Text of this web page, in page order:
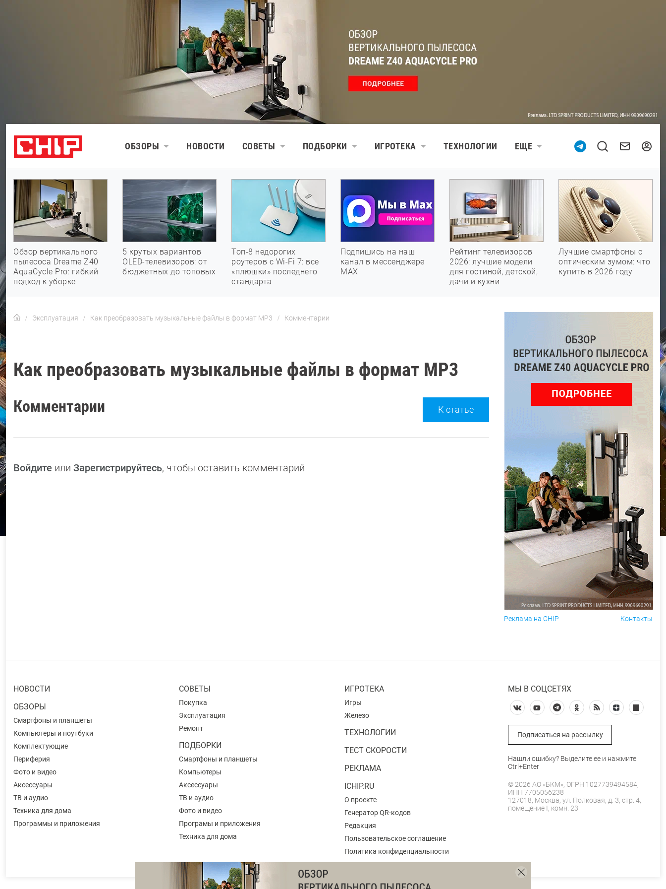
ОБЗОРЫ НОВОСТИ СОВЕТЫ ПОДБОРКИ ИГРОТЕКА ТЕХНОЛОГИИ ЕЩЕ
Обзор вертикального
пылесоса Dreame Z40
AquaCycle Pro: гибкий
подход к уборке
5 крутых вариантов
OLED-телевизоров: от
бюджетных до топовых
Топ-8 недорогих
роутеров с Wi-Fi 7: все
«плюшки» последнего
стандарта
Подпишись на наш
канал в мессенджере
МАХ
Рейтинг телевизоров
2026: лучшие модели
для гостиной, детской,
дачи и кухни
Лучшие смартфоны с
оптическим зумом: что
купить в 2026 году
Эксплуатация Как преобразовать музыкальные файлы в формат MP3 Комментарии
Как преобразовать музыкальные файлы в формат MP3
Комментарии К статье
Войдите или Зарегистрируйтесь, чтобы оставить комментарий
Реклама на CHIP Контакты
НОВОСТИ
ОБЗОРЫ
Смартфоны и планшеты
Компьютеры и ноутбуки
Комплектующие
Периферия
Фото и видео
Аксессуары
ТВ и аудио
Техника для дома
Программы и приложения
СОВЕТЫ
Покупка
Эксплуатация
Ремонт
ПОДБОРКИ
Смартфоны и планшеты
Компьютеры
Аксессуары
ТВ и аудио
Фото и видео
Програмы и приложения
Техника для дома
ИГРОТЕКА
Игры
Железо
ТЕХНОЛОГИИ
ТЕСТ СКОРОСТИ
РЕКЛАМА
ICHIP.RU
О проекте
Генератор QR-кодов
Редакция
Пользовательское соглашение
Политика конфиденциальности
МЫ В СОЦСЕТЯХ
Подписаться на рассылку
Нашли ошибку? Выделите ее и нажмите
Ctrl+Enter
© 2026 АО «БКМ», ОГРН 1027739494584,
ИНН 7705056238
127018, Москва, ул. Полковая, д. 3, стр. 4,
помещение I, комн. 23